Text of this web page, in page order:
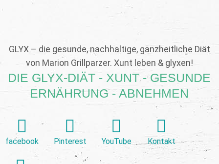
GLYX – die gesunde, nachhaltige, ganzheitliche Diät
von Marion Grillparzer. Xunt leben & glyxen!
DIE GLYX-DIÄT - XUNT - GESUNDE
ERNÄHRUNG - ABNEHMEN
facebook Pinterest YouTube Kontakt